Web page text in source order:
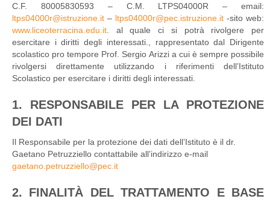
C.F. 80005830593 – C.M. LTPS04000R – email:
ltps04000r@istruzione.it – ltps04000r@pec.istruzione.it -sito web:
www.liceoterracina.edu.it. al quale ci si potrà rivolgere per
esercitare i diritti degli interessati., rappresentato dal Dirigente
scolastico pro tempore Prof. Sergio Arizzi a cui è sempre possibile
rivolgersi direttamente utilizzando i riferimenti dell’Istituto
Scolastico per esercitare i diritti degli interessati.
1. RESPONSABILE PER LA PROTEZIONE
DEI DATI
Il Responsabile per la protezione dei dati dell’Istituto è il dr.
Gaetano Petruzziello contattabile all’indirizzo e-mail
gaetano.petruzziello@pec.it
2. FINALITÀ DEL TRATTAMENTO E BASE